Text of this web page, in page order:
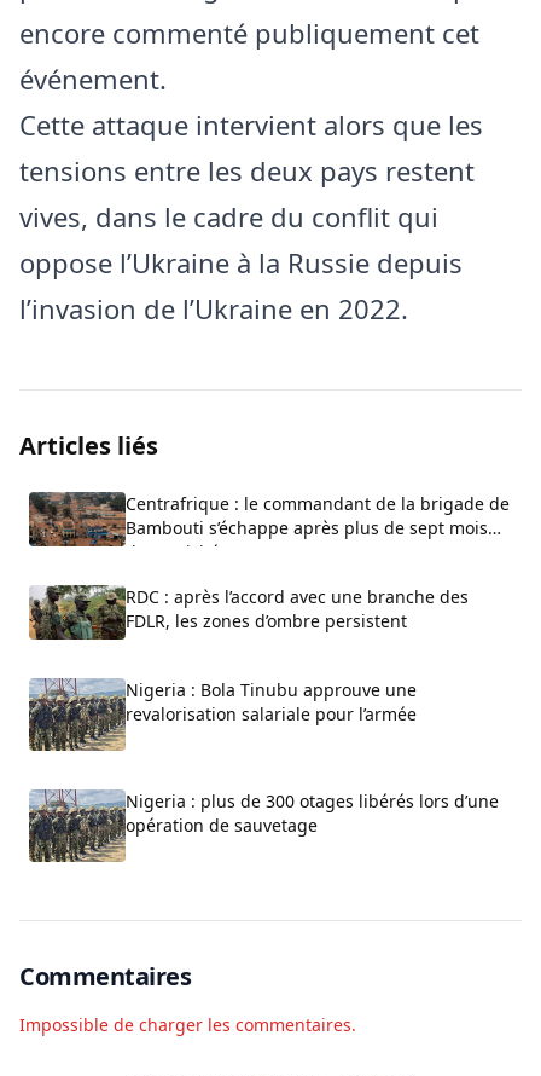
encore commenté publiquement cet
événement.
Cette attaque intervient alors que les
tensions entre les deux pays restent
vives, dans le cadre du conflit qui
oppose l’Ukraine à la Russie depuis
l’invasion de l’Ukraine en 2022.
Articles liés
Centrafrique : le commandant de la brigade de
Bambouti s’échappe après plus de sept mois
de captivité
RDC : après l’accord avec une branche des
FDLR, les zones d’ombre persistent
Nigeria : Bola Tinubu approuve une
revalorisation salariale pour l’armée
Nigeria : plus de 300 otages libérés lors d’une
opération de sauvetage
Commentaires
Impossible de charger les commentaires.